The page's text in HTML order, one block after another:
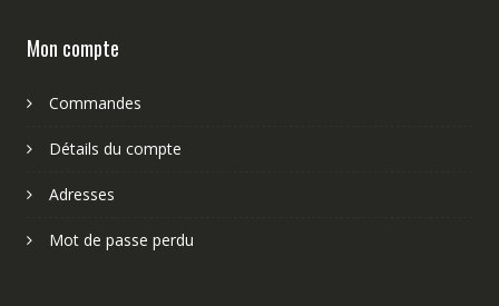
Mon compte
Commandes
Détails du compte
Adresses
Mot de passe perdu